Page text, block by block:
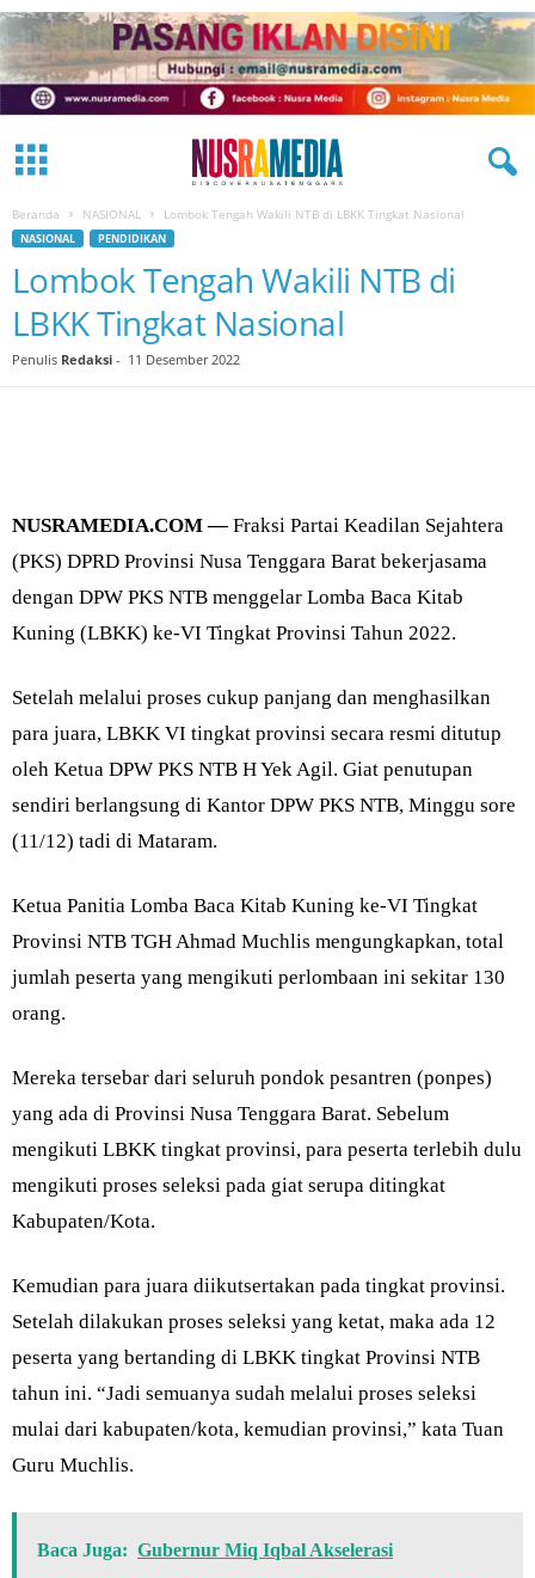
Beranda NASIONAL Lombok Tengah Wakili NTB di LBKK Tingkat Nasional
NASIONAL PENDIDIKAN
Lombok Tengah Wakili NTB di
LBKK Tingkat Nasional
Penulis Redaksi - 11 Desember 2022
NUSRAMEDIA.COM —Fraksi Partai Keadilan Sejahtera
(PKS) DPRD Provinsi Nusa Tenggara Barat bekerjasama
dengan DPW PKS NTB menggelar Lomba Baca Kitab
Kuning (LBKK) ke-VI Tingkat Provinsi Tahun 2022.
Setelah melalui proses cukup panjang dan menghasilkan
para juara, LBKK VI tingkat provinsi secara resmi ditutup
oleh Ketua DPW PKS NTB H Yek Agil. Giat penutupan
sendiri berlangsung di Kantor DPW PKS NTB, Minggu sore
(11/12) tadi di Mataram.
Ketua Panitia Lomba Baca Kitab Kuning ke-VI Tingkat
Provinsi NTB TGH Ahmad Muchlis mengungkapkan, total
jumlah peserta yang mengikuti perlombaan ini sekitar 130
orang.
Mereka tersebar dari seluruh pondok pesantren (ponpes)
yang ada di Provinsi Nusa Tenggara Barat. Sebelum
mengikuti LBKK tingkat provinsi, para peserta terlebih dulu
mengikuti proses seleksi pada giat serupa ditingkat
Kabupaten/Kota.
Kemudian para juara diikutsertakan pada tingkat provinsi.
Setelah dilakukan proses seleksi yang ketat, maka ada 12
peserta yang bertanding di LBKK tingkat Provinsi NTB
tahun ini. “Jadi semuanya sudah melalui proses seleksi
mulai dari kabupaten/kota, kemudian provinsi,” kata Tuan
Guru Muchlis.
Baca Juga: Gubernur Miq Iqbal Akselerasi